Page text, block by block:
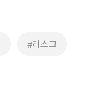
#리스크